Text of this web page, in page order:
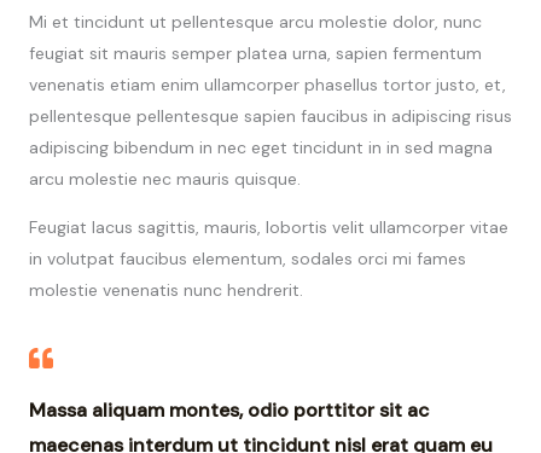
Mi et tincidunt ut pellentesque arcu molestie dolor, nunc
feugiat sit mauris semper platea urna, sapien fermentum
venenatis etiam enim ullamcorper phasellus tortor justo, et,
pellentesque pellentesque sapien faucibus in adipiscing risus
adipiscing bibendum in nec eget tincidunt in in sed magna
arcu molestie nec mauris quisque.
Feugiat lacus sagittis, mauris, lobortis velit ullamcorper vitae
in volutpat faucibus elementum, sodales orci mi fames
molestie venenatis nunc hendrerit.
Massa aliquam montes, odio porttitor sit ac
maecenas interdum ut tincidunt nisl erat quam eu